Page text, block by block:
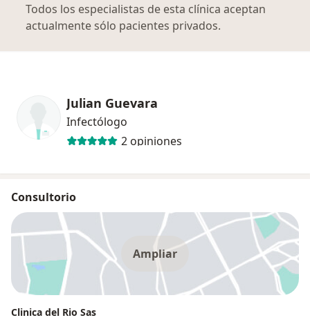
Todos los especialistas de esta clínica aceptan
actualmente sólo pacientes privados.
Julian Guevara
Infectólogo
2 opiniones
Consultorio
Ampliar
Clinica del Rio Sas